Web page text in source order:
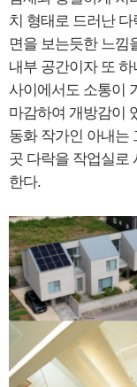
치 형태로 드러난
면을 보는듯한 느낌
내부 공간이자 또
사이에서도 소통이
마감하여 개방감이
동화 작가인 아내는
곳 다락을 작업실로
한다.